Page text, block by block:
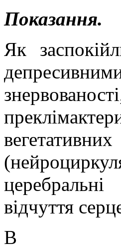
Показання.
Як
відчуття
В